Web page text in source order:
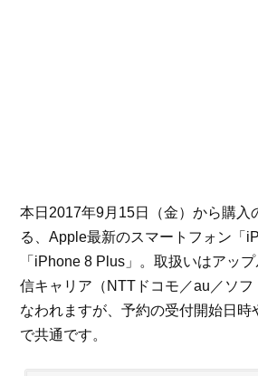
本日2017年9月15日（金）から購入
る、Apple最新のスマートフォン「
「iPhone 8 Plus」。取扱いはアッ
信キャリア（NTTドコモ／au／ソフ
なわれますが、予約の受付開始日時
で共通です。